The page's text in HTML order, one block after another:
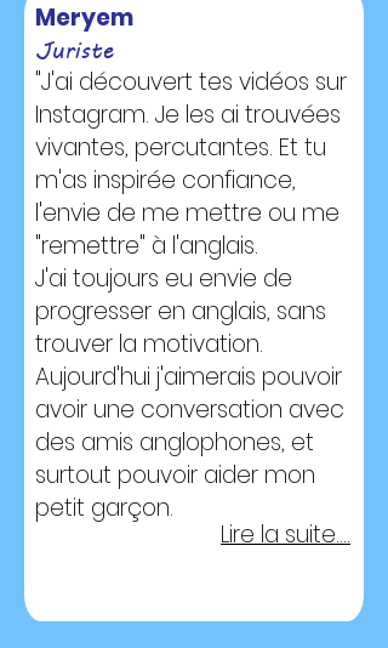
Meryem
Juriste
"J'ai découvert tes vidéos sur
Instagram. Je les ai trouvées
vivantes, percutantes. Et tu
m'as inspirée confiance,
l'envie de me mettre ou me
"remettre" à l'anglais.
J'ai toujours eu envie de
progresser en anglais, sans
trouver la motivation.
Aujourd'hui j'aimerais pouvoir
avoir une conversation avec
des amis anglophones, et
surtout pouvoir aider mon
petit garçon.
Lire la suite....